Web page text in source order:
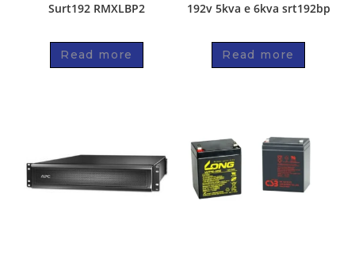
Surt192 RMXLBP2
Read more
192v 5kva e 6kva srt192bp
Read more